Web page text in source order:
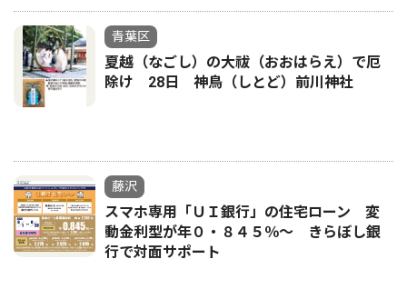
青葉区
夏越（なごし）の大祓（おおはらえ）で厄
除け 28日 神鳥（しとど）前川神社
藤沢
スマホ専用「ＵＩ銀行」の住宅ローン 変
動金利型が年０・８４５％〜 きらぼし銀
行で対面サポート